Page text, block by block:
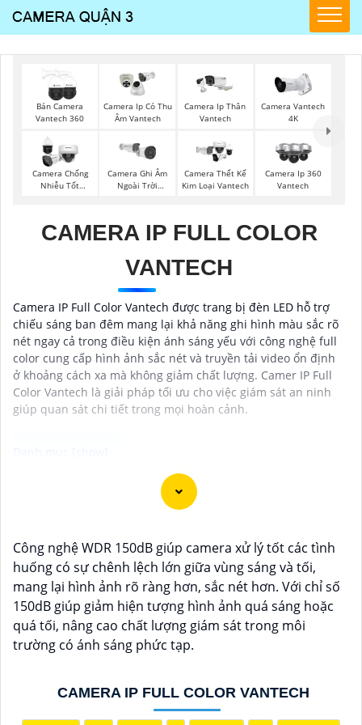
Bán Camera
Vantech 360
Camera Ip Có Thu
Âm Vantech
Camera Ip Thân
Vantech
Camera Vantech
4K
Camera Chống
Nhiễu Tốt
Camera Ghi Âm
Ngoài Trời
Camera Thết Kế
Kim Loại Vantech
Camera Ip 360
Vantech
CAMERA IP FULL COLOR
VANTECH
Camera IP Full Color Vantech được trang bị đèn LED hỗ trợ
chiếu sáng ban đêm mang lại khả năng ghi hình màu sắc rõ
nét ngay cả trong điều kiện ánh sáng yếu với công nghệ full
color cung cấp hình ảnh sắc nét và truyền tải video ổn định
ở khoảng cách xa mà không giảm chất lượng. Camer IP Full
Color Vantech là giải pháp tối ưu cho việc giám sát an ninh
giúp quan sát chi tiết trong mọi hoàn cảnh.
Camera Vantech là một thương hiệu camera an ninh
hàng đầu tại Việt Nam, chúng được thiết kế với công
và giám sát tốt cho ngôi nhà, cửa hàng, văn phòng
hoặc doanh nghiệp của bạn.
Vantech Việt Nam cung cấp các dòng sản phẩm
camera giám sát chất lượng cao như camera IP,
camera HD-TVI, camera AHD, camera wifi, camera
thông minh, và nhiều hơn nữa. Các sản phẩm của
cao, đáng tin cậy và dễ sử dụng.
Điểm mạnh của Camera Vantech là chất lượng dịch vụ
Công nghệ WDR 150dB giúp camera xử lý tốt các tình
huống có sự chênh lệch lớn giữa vùng sáng và tối,
mang lại hình ảnh rõ ràng hơn, sắc nét hơn. Với chỉ số
150dB giúp giảm hiện tượng hình ảnh quá sáng hoặc
quá tối, nâng cao chất lượng giám sát trong môi
trường có ánh sáng phức tạp.
CAMERA IP FULL COLOR VANTECH